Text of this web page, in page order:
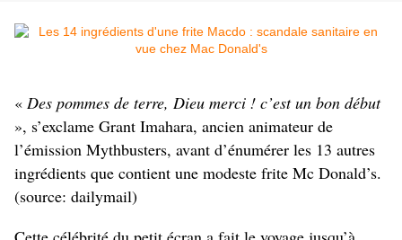
« Des pommes de terre, Dieu merci ! c’est un bon début
», s’exclame Grant Imahara, ancien animateur de
l’émission Mythbusters, avant d’énumérer les 13 autres
ingrédients que contient une modeste frite Mc Donald’s.
(source: dailymail)